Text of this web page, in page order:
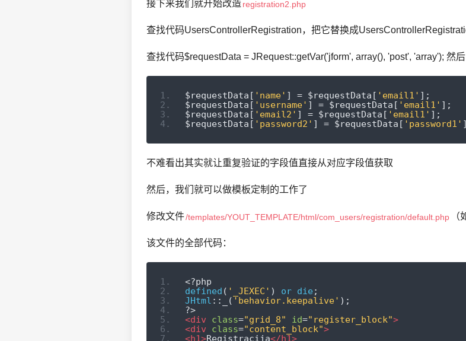
接下来我们就开始改造registration2.php
查找代码UsersControllerRegistration，把它替换成
查找代码$requestData = JRequest::getVar('jform', array(), 'post', 'array'); 然
$requestData [ 'name' ] = $requestData [ 'email1' ];
$requestData [ 'username' ] = $requestData [ 'email1' ];
$requestData [ 'email2' ] = $requestData [ 'email1' ];
$requestData [ 'password2' ] = $requestData [ 'password1'
不难看出其实就让重复验证的字段值直接从对应字段值获取
然后，我们就可以做模板定制的工作了
修改文件/templates/YOUT_TEMPLATE/html/com_users/registration/default.php
该文件的全部代码：
<?php
defined ( '_JEXEC' ) or die ;
JHtml :: ( 'behavior.keepalive' );
?>
<div
class="grid_8" id="register_block">
<div
class="content_block">
<h1>Registracija</h1>